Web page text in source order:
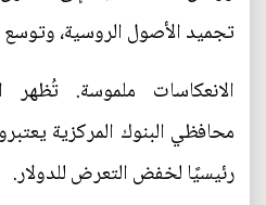
تجميد الأصول الروسية،
الانعكاسات ملموسة. تُظهر
محافظي البنوك المركزية
رئيسيًا لخفض التعرض للدولار.